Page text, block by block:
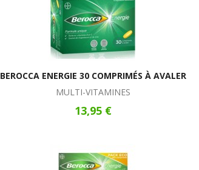
BEROCCA ENERGIE 30 COMPRIMÉS À AVALER
MULTI-VITAMINES
13,95 €